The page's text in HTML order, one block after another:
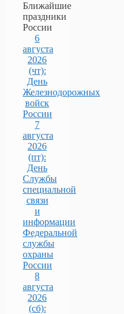
Ближайшие
праздники
России
6
августа
2026
(чт):
День
Железнодорожных
войск
России
7
августа
2026
(пт):
День
Службы
специальной
связи
и
информации
Федеральной
службы
охраны
России
8
августа
2026
(сб):